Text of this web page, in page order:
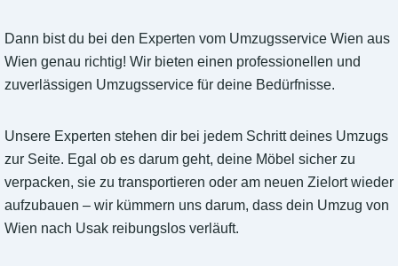
Dann bist du bei den Experten vom Umzugsservice Wien aus
Wien genau richtig! Wir bieten einen professionellen und
zuverlässigen Umzugsservice für deine Bedürfnisse.
Unsere Experten stehen dir bei jedem Schritt deines Umzugs
zur Seite. Egal ob es darum geht, deine Möbel sicher zu
verpacken, sie zu transportieren oder am neuen Zielort wieder
aufzubauen – wir kümmern uns darum, dass dein Umzug von
Wien nach Usak reibungslos verläuft.